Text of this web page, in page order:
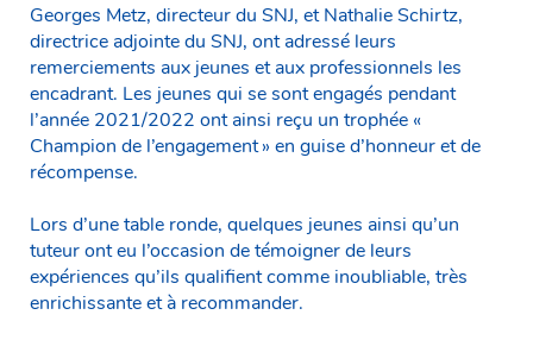
Georges Metz, directeur du SNJ, et Nathalie Schirtz,
directrice adjointe du SNJ, ont adressé leurs
remerciements aux jeunes et aux professionnels les
encadrant. Les jeunes qui se sont engagés pendant
l’année 2021/2022 ont ainsi reçu un trophée «
Champion de l’engagement » en guise d’honneur et de
récompense.
Lors d’une table ronde, quelques jeunes ainsi qu’un
tuteur ont eu l’occasion de témoigner de leurs
expériences qu’ils qualifient comme inoubliable, très
enrichissante et à recommander.